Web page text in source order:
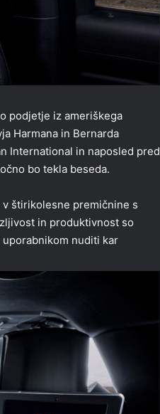
podjetje iz ameriškega
Harmana in Bernarda
International in naposled pred
bo tekla beseda.
štirikolesne premičnine s
in produktivnost so
nuditi kar